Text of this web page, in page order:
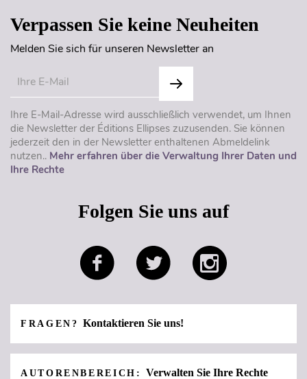
Verpassen Sie keine Neuheiten
Melden Sie sich für unseren Newsletter an
Ihre E-Mail-Adresse wird ausschließlich verwendet, um Ihnen
die Newsletter der Éditions Ellipses zuzusenden. Sie können
jederzeit den in der Newsletter enthaltenen Abmeldelink
nutzen.. Mehr erfahren über die Verwaltung Ihrer Daten und
Ihre Rechte
Folgen Sie uns auf
FRAGEN?Kontaktieren Sie uns!
AUTORENBEREICH:Verwalten Sie Ihre Rechte